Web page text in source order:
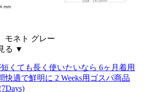
る ▼